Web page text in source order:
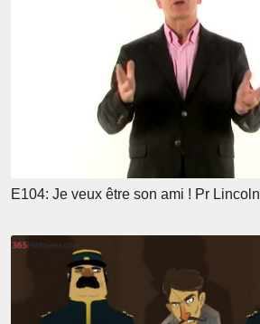
E104: Je veux être son ami ! Pr Lincoln